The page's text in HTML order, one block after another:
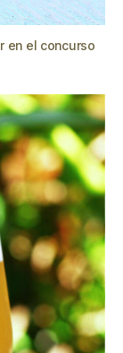
en el concurso